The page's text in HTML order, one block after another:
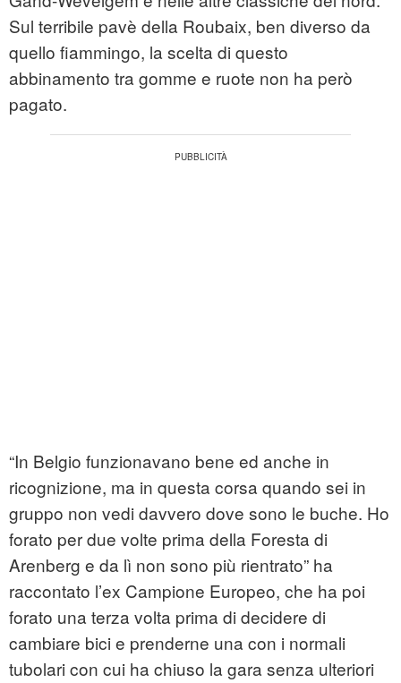
Sul terribile pavè della Roubaix, ben diverso da
quello fiammingo, la scelta di questo
abbinamento tra gomme e ruote non ha però
pagato.
“In Belgio funzionavano bene ed anche in
ricognizione, ma in questa corsa quando sei in
gruppo non vedi davvero dove sono le buche. Ho
forato per due volte prima della Foresta di
Arenberg e da lì non sono più rientrato” ha
raccontato l’ex Campione Europeo, che ha poi
forato una terza volta prima di decidere di
cambiare bici e prenderne una con i normali
tubolari con cui ha chiuso la gara senza ulteriori